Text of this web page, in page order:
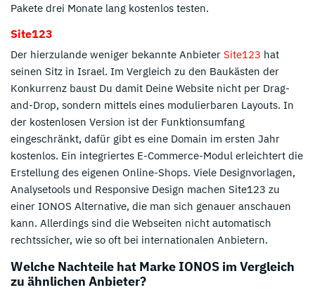
Pakete drei Monate lang kostenlos testen.
Site123
Der hierzulande weniger bekannte Anbieter Site123 hat
seinen Sitz in Israel. Im Vergleich zu den Baukästen der
Konkurrenz baust Du damit Deine Website nicht per Drag-
and-Drop, sondern mittels eines modulierbaren Layouts. In
der kostenlosen Version ist der Funktionsumfang
eingeschränkt, dafür gibt es eine Domain im ersten Jahr
kostenlos. Ein integriertes E-Commerce-Modul erleichtert die
Erstellung des eigenen Online-Shops. Viele Designvorlagen,
Analysetools und Responsive Design machen Site123 zu
einer IONOS Alternative, die man sich genauer anschauen
kann. Allerdings sind die Webseiten nicht automatisch
rechtssicher, wie so oft bei internationalen Anbietern.
Welche Nachteile hat Marke IONOS im Vergleich
zu ähnlichen Anbieter?